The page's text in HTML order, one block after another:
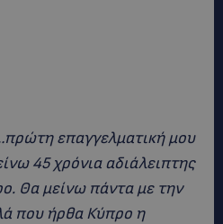
επαγγελματική μου
45 χρόνια αδιάλειπτης
Θα μείνω πάντα με την
που ήρθα Κύπρο η